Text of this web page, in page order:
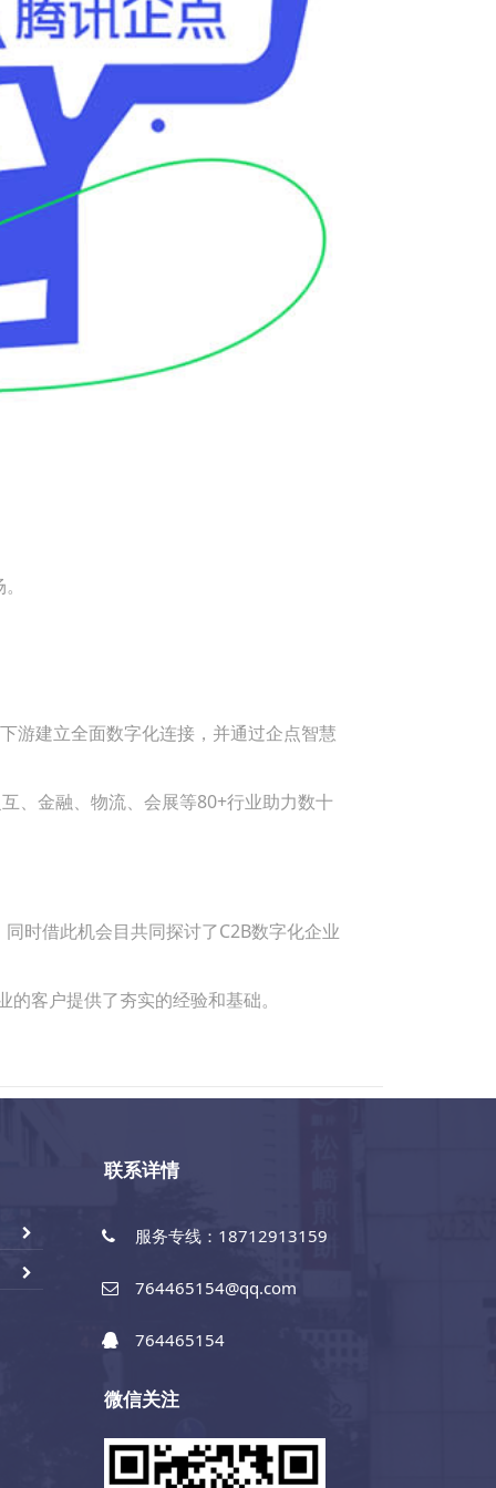
游建立全面数字化连接，并通过企点智慧
、金融、物流、会展等80+行业助力数十
时借此机会目共同探讨了C2B数字化企业
客户提供了夯实的经验和基础。
联系详情
服务专线：18712913159
764465154@qq.com
764465154
微信关注